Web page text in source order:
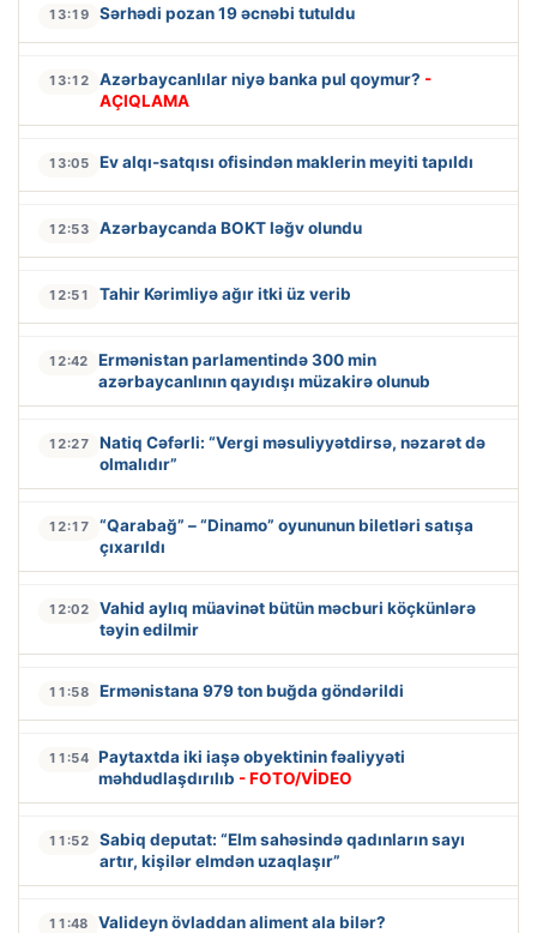
13:19 Sərhədi pozan 19 əcnəbi tutuldu
13:12 Azərbaycanlılar niyə banka pul qoymur? -
AÇIQLAMA
13:05 Ev alqı-satqısı ofisindən maklerin meyiti tapıldı
12:53 Azərbaycanda BOKT ləğv olundu
12:51 Tahir Kərimliyə ağır itki üz verib
12:42
Ermənistan parlamentində 300 min
azərbaycanlının qayıdışı müzakirə olunub
12:27
Natiq Cəfərli: “Vergi məsuliyyətdirsə, nəzarət də
olmalıdır”
12:17
“Qarabağ” – “Dinamo” oyununun biletləri satışa
çıxarıldı
12:02
Vahid aylıq müavinət bütün məcburi köçkünlərə
təyin edilmir
11:58 Ermənistana 979 ton buğda göndərildi
11:54 Paytaxtda iki iaşə obyektinin fəaliyyəti
məhdudlaşdırılıb - FOTO/VİDEO
11:52
Sabiq deputat: “Elm sahəsində qadınların sayı
artır, kişilər elmdən uzaqlaşır”
11:48 Valideyn övladdan aliment ala bilər?